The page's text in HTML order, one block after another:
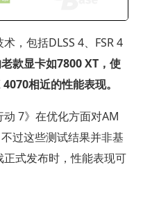
，包括DLSS 4、FSR 4
款显卡如7800 XT，使
相近的性能表现。
7》在优化方面对AM
过这些测试结果并非基
式发布时，性能表现可